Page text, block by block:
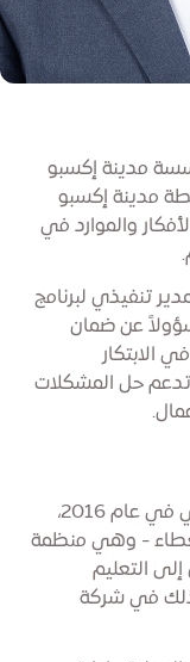
مدينة إكسبو
مدينة إكسبو
والموارد في
تنفيذي لبرنامج
عن ضمان
الابتكار
تدعم حل المشكلات
قبل انضمامه إلى فريق إكسبو 2020 دبي في عام 2016،
- وهي منظمة
التعليم
في شركة